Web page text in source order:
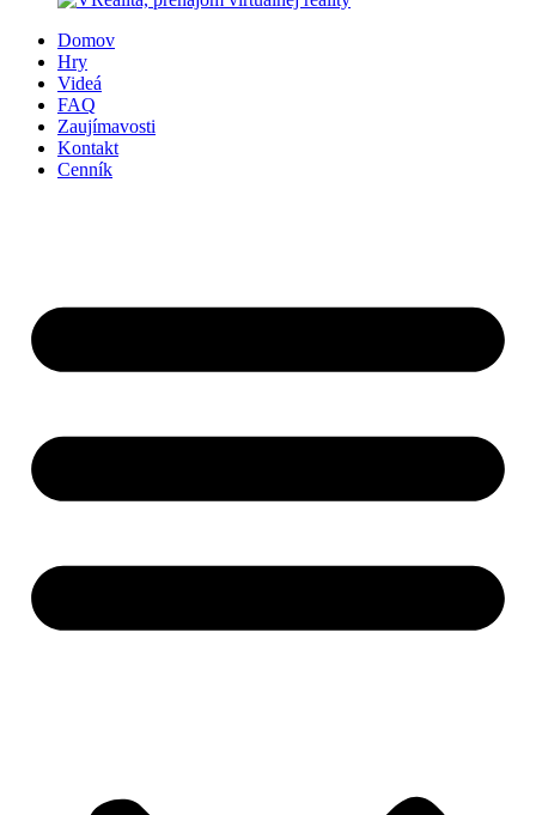
Domov
Hry
Videá
FAQ
Zaujímavosti
Kontakt
Cenník